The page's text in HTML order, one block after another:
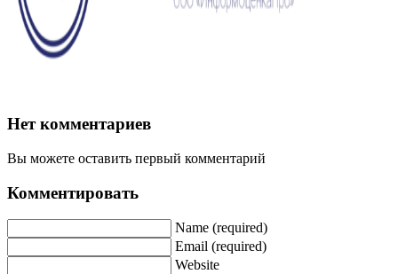
Нет комментариев
Вы можете оставить первый комментарий
Комментировать
Name (required)
Email (required)
Website